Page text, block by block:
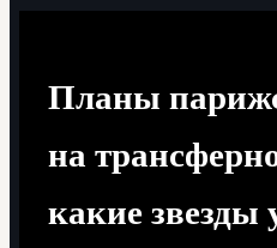
Планы
на
какие